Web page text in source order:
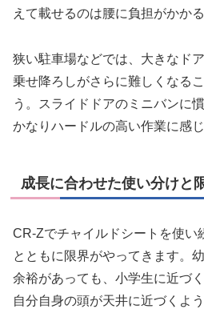
えて載せるのは腰に負担がかかる
狭い駐車場などでは、大きなド
乗せ降ろしがさらに難しくなる
う。スライドドアのミニバンに
かなりハードルの高い作業に感
成長に合わせた使い分けと
CR-Zでチャイルドシートを使い
とともに限界がやってきます。
余裕があっても、小学生に近づ
自分自身の頭が天井に近づくよ